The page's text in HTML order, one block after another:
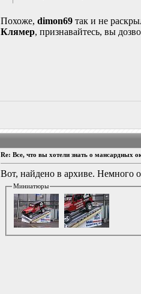
Похоже,dimon69 так и не
Клямер, признавайтесь, вы
Re: Все, что вы хотели знать о мансардных
Вот, найдено в архиве. Немного
Миниатюры